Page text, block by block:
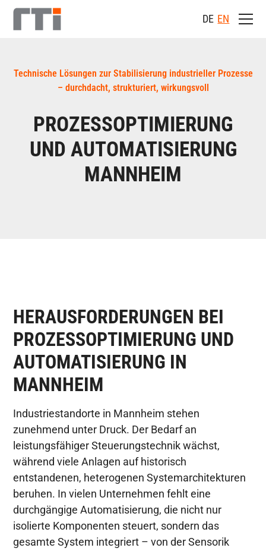
DE EN
Technische Lösungen zur Stabilisierung industrieller Prozesse
– durchdacht, strukturiert, wirkungsvoll
PROZESSOPTIMIERUNG
UND AUTOMATISIERUNG
MANNHEIM
HERAUSFORDERUNGEN BEI
PROZESSOPTIMIERUNG UND
AUTOMATISIERUNG IN
MANNHEIM
Industriestandorte in Mannheim stehen
zunehmend unter Druck. Der Bedarf an
leistungsfähiger Steuerungstechnik wächst,
während viele Anlagen auf historisch
entstandenen, heterogenen Systemarchitekturen
beruhen. In vielen Unternehmen fehlt eine
durchgängige Automatisierung, die nicht nur
isolierte Komponenten steuert, sondern das
gesamte System integriert – von der Sensorik